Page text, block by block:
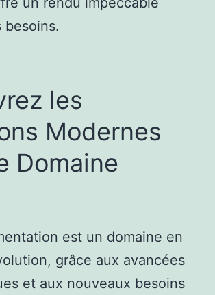
besoins.
les
Modernes
Domaine
est un domaine en
grâce aux avancées
et aux nouveaux besoins